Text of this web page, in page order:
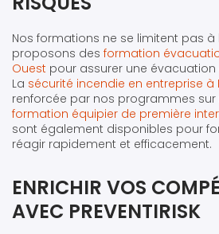
Nos formations ne se limitent pas à
proposons des formation
Ouest pour assurer une
La sécurité incendie en entreprise à
renforcée par nos programmes sur
formation équipier de première
sont également disponibles pour
réagir rapidement et efficacement.
ENRICHIR VOS
AVEC PREVENTIRISK